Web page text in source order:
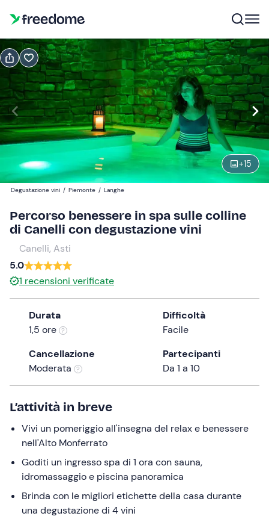
+15
Prenota Regala
Navigate
forward
to
with
the
calendar
and
select
date.
Press
the
question
mark
keyboard
shortcuts
for
changing
dates.
Modifica
15:00 Modifica
Partecipanti
84 €
1
Degustazione vini / Piemonte / Langhe
Percorso benessere in spa sulle colline
di Canelli con degustazione vini
Canelli, Asti
5.0
1 recensioni verificate
Durata
1,5 ore
Difficoltà
Facile
Cancellazione
Moderata
Partecipanti
Da 1 a 10
L’attività in breve
Vivi un pomeriggio all'insegna del relax e benessere
nell'Alto Monferrato
Goditi un ingresso spa di 1 ora con sauna,
idromassaggio e piscina panoramica
Brinda con le migliori etichette della casa durante
una degustazione di 4 vini